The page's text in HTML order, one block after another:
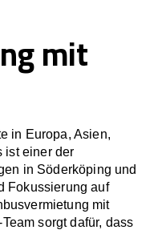
mit
in Europa, Asien,
ist einer der
in Söderköping und
Fokussierung auf
mit
sorgt dafür, dass